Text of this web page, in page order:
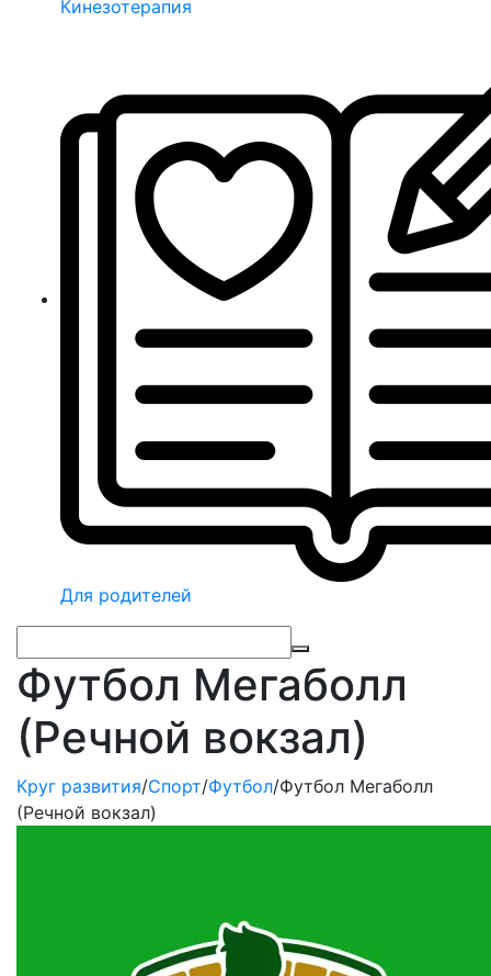
Кинезотерапия
Для родителей
Футбол Мегаболл
(Речной вокзал)
Круг развития/Спорт/Футбол/Футбол Мегаболл
(Речной вокзал)